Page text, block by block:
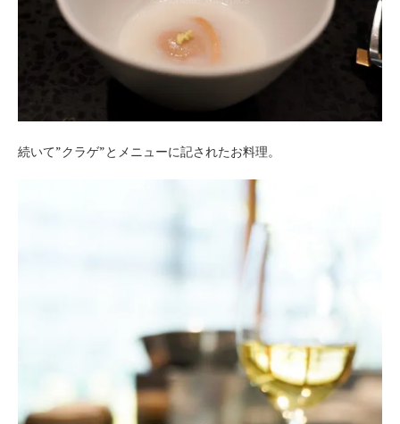
続いて”クラゲ”とメニューに記されたお料理。